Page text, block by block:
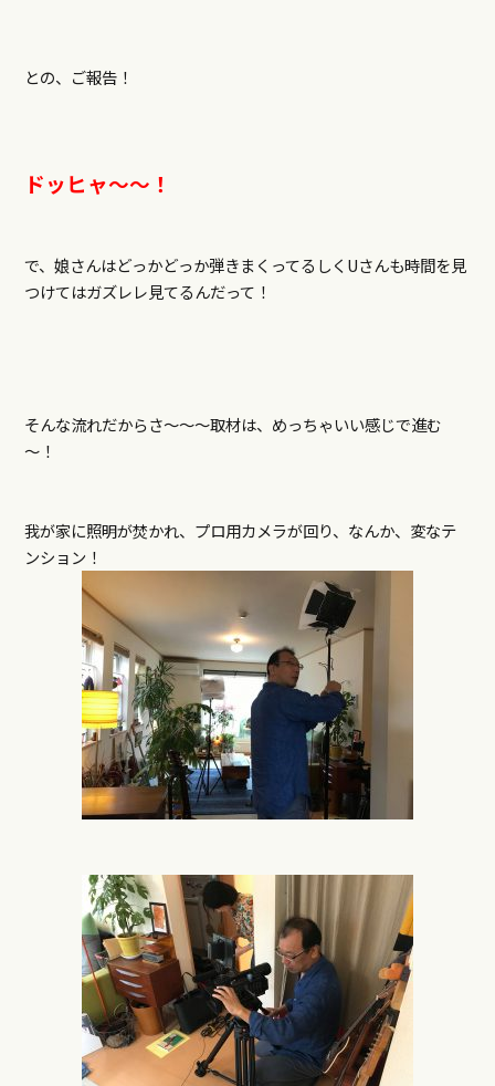
との、ご報告！
ドッヒャ～～！
で、娘さんはどっかどっか弾きまくってるしくUさんも時間を見
つけてはガズレレ見てるんだって！
そんな流れだからさ～～～取材は、めっちゃいい感じで進む
～！
我が家に照明が焚かれ、プロ用カメラが回り、なんか、変なテ
ンション！